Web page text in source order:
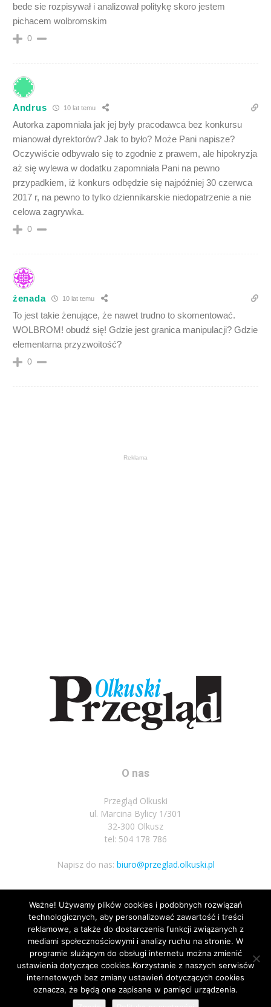
bede sie rozpisywał i analizował politykę skoro jestem
pichacem wolbromskim
0
Andrus 10 lat temu
Autorka zapomniała jak jej były pracodawca bez konkursu
mianował dyrektorów? Jak to było? Może Pani napisze?
Oczywiście odbywało się to zgodnie z prawem, ale hipokryzja
aż się wylewa w dodatku zapomniała Pani na pewno
przypadkiem, iż konkurs odbędzie się najpóźniej 30 czerwca
2017 r, na pewno to tylko dziennikarskie niedopatrzenie a nie
celowa zagrywka.
0
żenada 10 lat temu
To jest takie żenujące, że nawet trudno to skomentować.
WOLBROM! obudź się! Gdzie jest granica manipulacji? Gdzie
elementarna przyzwoitość?
0
Reklama
O nas
Przegląd Olkuski
ul. Marcina Bylicy 1/301
32-300 Olkusz
tel: 504 178 786
Napisz do nas: biuro@przeglad.olkuski.pl
Podążaj za nami
Nota prawna Polityka prywatnosci Kariera Regulamin
Ważne! Używamy plików cookies i podobnych rozwiązań
technologicznych, aby personalizować zawartość i treści
reklamowe, a także do dostarczenia funkcji związanych z
mediami społecznościowymi i analizy ruchu na stronie. W
programie służącym do obsługi internetu można zmienić
ustawienia dotyczące cookies.Korzystanie z naszych serwisów
internetowych bez zmiany ustawień dotyczących cookies
oznacza, że będą one zapisane w pamięci urządzenia.